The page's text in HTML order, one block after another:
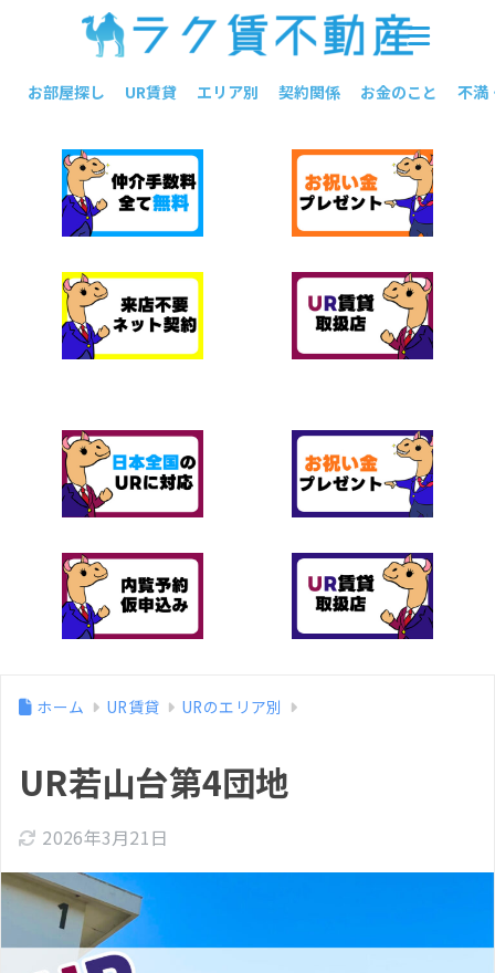
お部屋探し UR賃貸 エリア別 契約関係 お金のこと 不満
ホーム UR賃貸 URのエリア別
UR若山台第4団地
2026年3月21日